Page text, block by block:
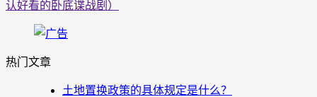
认好看的卧底谍战剧）
热门文章
土地置换政策的具体规定是什么？